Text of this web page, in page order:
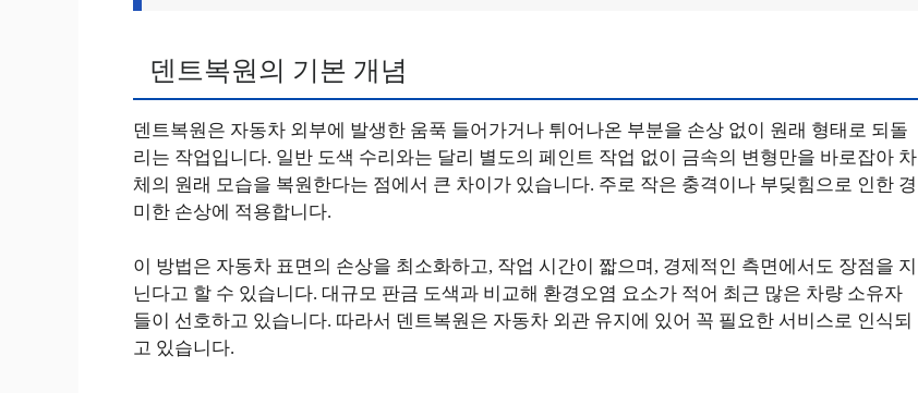
덴트복원의 기본 개념
덴트복원은 자동차 외부에 발생한 움푹 들어가거나 튀어나온 부분을 손상 없이 원래 형태로 되돌
리는 작업입니다. 일반 도색 수리와는 달리 별도의 페인트 작업 없이 금속의 변형만을 바로잡아 차
체의 원래 모습을 복원한다는 점에서 큰 차이가 있습니다. 주로 작은 충격이나 부딪힘으로 인한 경
미한 손상에 적용합니다.
이 방법은 자동차 표면의 손상을 최소화하고, 작업 시간이 짧으며, 경제적인 측면에서도 장점을 지
닌다고 할 수 있습니다. 대규모 판금 도색과 비교해 환경오염 요소가 적어 최근 많은 차량 소유자
들이 선호하고 있습니다. 따라서 덴트복원은 자동차 외관 유지에 있어 꼭 필요한 서비스로 인식되
고 있습니다.